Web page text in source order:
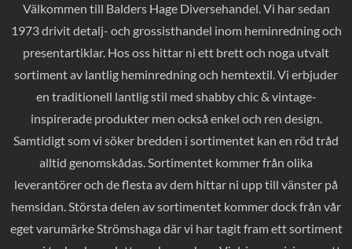
Välkommen till Balders Hage Diversehandel. Vi har sedan
1973 drivit detalj- och grossisthandel inom heminredning och
presentartiklar. Hos oss hittar ni ett brett och noga utvalt
sortiment av lantlig heminredning och hemtextil. Vi erbjuder
en traditionell lantlig stil med shabby chic & vintage-
inspirerade produkter men också enkel och ren design.
Samtidigt som vi söker bredden i sortimentet kan en röd tråd
alltid genomskådas. Sortimentet kommer från olika
leverantörer och de flesta av dem hittar ni upp till vänster på
hemsidan. Största delen av sortimentet kommer dock från vår
eget varumärke Strömshaga där vi har tagit fram ett sortiment